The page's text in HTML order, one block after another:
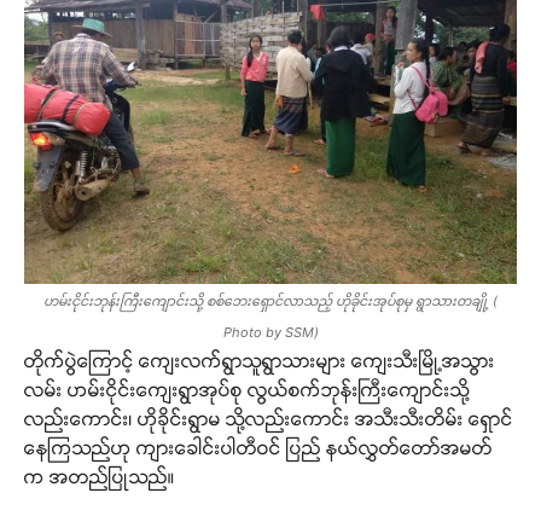
ဟမ်းငိုင်းဘုန်းကြီးကျောင်းသို့ စစ်ဘေးရှောင်လာသည့် ဟိုခိုင်းအုပ်စုမှ ရွာသားတချို့ (
Photo by SSM)
တိုက်ပွဲကြောင့် ကျေးလက်ရွာသူရွာသားများ ကျေးသီးမြို့အသွား
လမ်း ဟမ်းငိုင်းကျေးရွာအုပ်စု လွယ်စက်ဘုန်းကြီးကျောင်းသို့
လည်းကောင်း၊ ဟိုခိုင်းရွာမ သို့လည်းကောင်း အသီးသီးတိမ်း ရှောင်
နေကြသည်ဟု ကျားခေါင်းပါတီဝင် ပြည် နယ်လွှတ်တော်အမတ်
က အတည်ပြုသည်။